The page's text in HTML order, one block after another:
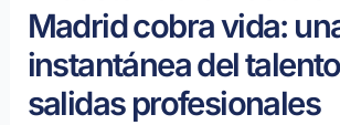
Madrid cobra vida:
instantánea del
salidas profesionales